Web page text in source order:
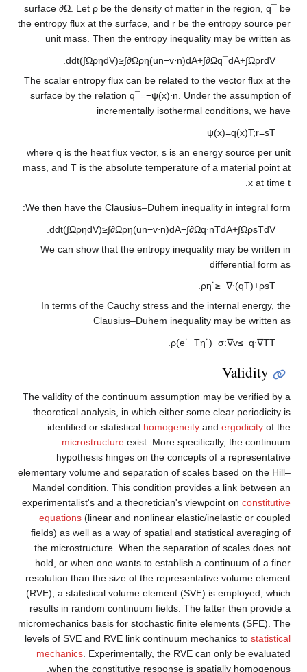
surface∂Ω. Letρbe the density of matter in
the entropy flux at the surface, andrbe the
unit mass. Then the entropy inequality
ddt(∫ΩρηdV)≥∫∂Ωρη(un−v⋅n)dA
.
The scalar entropy flux can be related to
surface by the relationq¯ =−ψ(x)⋅n. Under
incrementally isothermal
whereqis the heat flux vector,s is an
mass, andTis the absolute temperature of
We then have the Clausius–Duhem
ddt(∫ΩρηdV)≥∫∂Ωρη(un−v⋅n)dA−∫
.
We can show that the entropy inequality
In terms of the Cauchy stress and the
Clausius–Duhem inequality
ρ(e˙
.
The validity of the continuum assumption
theoretical analysis, in which either some
identified or statisticalhomogeneity
microstructureexist. More
hypothesis hinges on the concepts
elementary volume and separation of scales
Mandel condition. This condition provides
experimentalist's and a theoretician's
equations(linear and nonlinear elastic/
fields) as well as a way of spatial and
the microstructure. When the separation
hold, or when one wants to establish a
resolution than the size of the
(RVE), a statistical volume element (SVE)
results in random continuum fields. The
micromechanics basis for stochastic finite
levels of SVE and RVE link continuum
mechanics . Experimentally, the RVE can
when the constitutive response is